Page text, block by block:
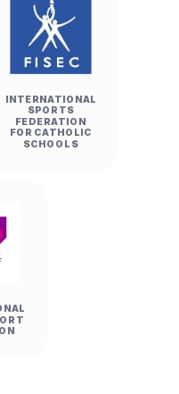
INTERNATIONAL
SPORTS
FEDERATION
FOR CATHOLIC
SCHOOLS